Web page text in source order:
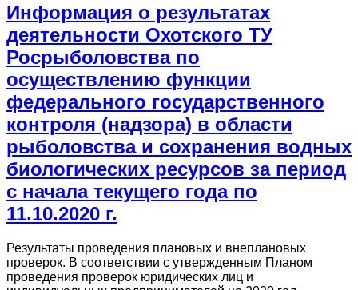
Информация о результатах
деятельности Охотского ТУ
Росрыболовства по
осуществлению функции
федерального государственного
контроля (надзора) в области
рыболовства и сохранения водных
биологических ресурсов за период
с начала текущего года по
11.10.2020 г.
Результаты проведения плановых и внеплановых
проверок. В соответствии с утвержденным Планом
проведения проверок юридических лиц и